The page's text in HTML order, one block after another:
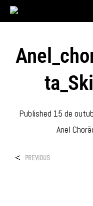
Published 15 de
Anel
< PREVIOUS